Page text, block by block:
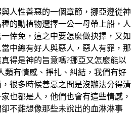
人性善惡的一個章節，挪亞遵從神
的動植物選擇一公一母帶上船，人
倖免，這之中要怎麼做抉擇，又如
中總有好人與惡人，惡人有罪，那
得是神的旨意嗎?挪亞又怎麼能以
類有情感、掙扎、糾結，我們有好
很多時候善惡之間是沒辦法分得清
也都是人，他們也會有這些情感，
不難想像那些未說出的血淋淋事